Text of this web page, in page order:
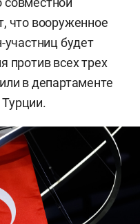
что вооруженное
участниц будет
против всех трех
в департаменте